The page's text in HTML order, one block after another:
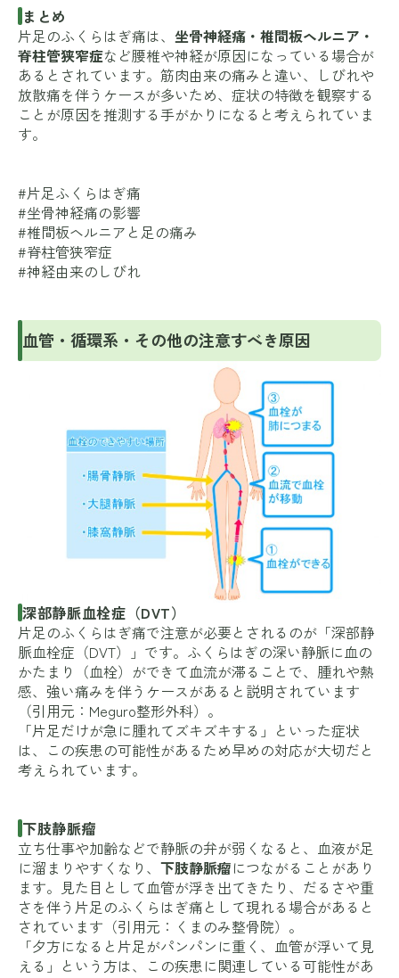
まとめ
片足のふくらはぎ痛は、 坐骨神経痛・椎間板ヘルニア・
脊柱管狭窄症など腰椎や神経が原因になっている場合が
あるとされています。筋肉由来の痛みと違い、しびれや
放散痛を伴うケースが多いため、症状の特徴を観察する
ことが原因を推測する手がかりになると考えられていま
す。
#片足ふくらはぎ痛
#坐骨神経痛の影響
#椎間板ヘルニアと足の痛み
#脊柱管狭窄症
#神経由来のしびれ
血管・循環系・その他の注意すべき原因
深部静脈血栓症（DVT）
片足のふくらはぎ痛で注意が必要とされるのが「深部静
脈血栓症（DVT）」です。ふくらはぎの深い静脈に血の
かたまり（血栓）ができて血流が滞ることで、腫れや熱
感、強い痛みを伴うケースがあると説明されています
（引用元： Meguro整形外科）。
「片足だけが急に腫れてズキズキする」といった症状
は、この疾患の可能性があるため早めの対応が大切だと
考えられています。
下肢静脈瘤
立ち仕事や加齢などで静脈の弁が弱くなると、血液が足
に溜まりやすくなり、 下肢静脈瘤につながることがあり
ます。見た目として血管が浮き出てきたり、だるさや重
さを伴う片足のふくらはぎ痛として現れる場合があると
されています（引用元： くまのみ整骨院）。
「夕方になると片足がパンパンに重く、血管が浮いて見
える」という方は、この疾患に関連している可能性があ